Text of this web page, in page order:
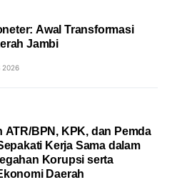
Awal Transformasi
Jambi
2026
ATR/BPN, KPK, dan Pemda
Kerja Sama dalam
Korupsi serta
Daerah